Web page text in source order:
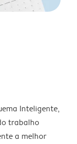
Inteligente,
trabalho
a melhor